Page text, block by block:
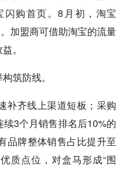
购首页。8月初，淘宝
加盟商可借助淘宝的流量
。
筑防线。
补齐线上渠道短板；采购
3个月销售排名后10%的
品牌整体销售占比提升至
质点位，对盒马形成“围